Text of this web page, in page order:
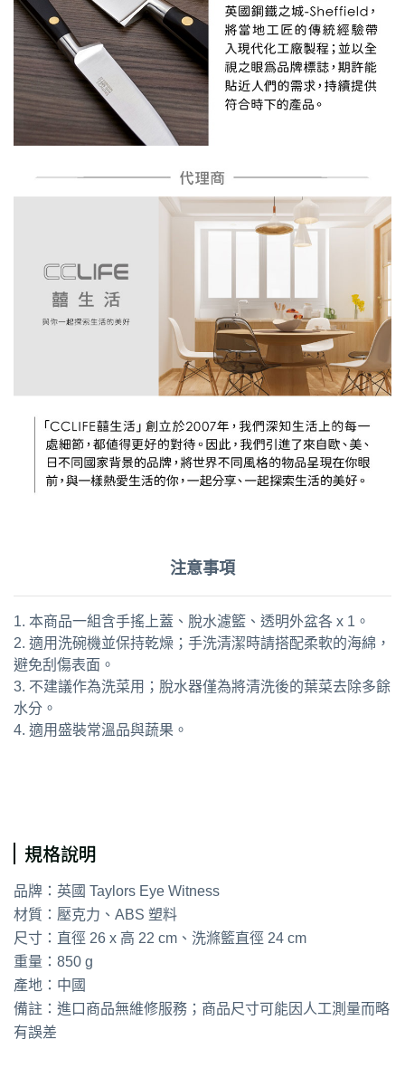
注意事項
1. 本商品一組含手搖上蓋、脫水濾籃、透明外盆各 x 1。
2. 適用洗碗機並保持乾燥；手洗清潔時請搭配柔軟的海綿，
避免刮傷表面。
3. 不建議作為洗菜用；脫水器僅為將清洗後的葉菜去除多餘
水分。
4. 適用盛裝常溫品與蔬果。
規格說明
品牌：英國 Taylors Eye Witness
材質：壓克力、ABS 塑料
尺寸：直徑 26 x 高 22 cm、洗滌籃直徑 24 cm
重量：850 g
產地：中國
備註：進口商品無維修服務；商品尺寸可能因人工測量而略
有誤差